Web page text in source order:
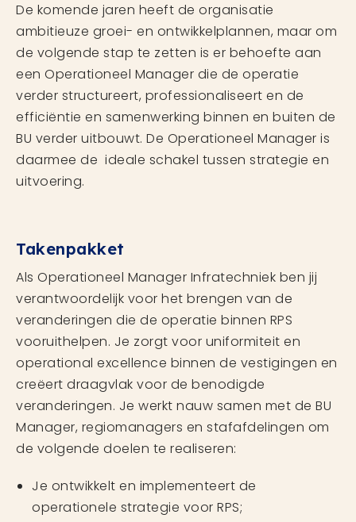
De komende jaren heeft de organisatie
ambitieuze groei- en ontwikkelplannen, maar om
de volgende stap te zetten is er behoefte aan
een Operationeel Manager die de operatie
verder structureert, professionaliseert en de
efficiëntie en samenwerking binnen en buiten de
BU verder uitbouwt. De Operationeel Manager is
daarmee de ideale schakel tussen strategie en
uitvoering.
Takenpakket
Als Operationeel Manager Infratechniek ben jij
verantwoordelijk voor het brengen van de
veranderingen die de operatie binnen RPS
vooruithelpen. Je zorgt voor uniformiteit en
operational excellence binnen de vestigingen en
creëert draagvlak voor de benodigde
veranderingen. Je werkt nauw samen met de BU
Manager, regiomanagers en stafafdelingen om
de volgende doelen te realiseren:
Je ontwikkelt en implementeert de
operationele strategie voor RPS;